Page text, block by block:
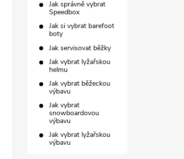
Jak správně vybrat
Speedbox
Jak si vybrat barefoot
boty
Jak servisovat běžky
Jak vybrat lyžařskou
helmu
Jak vybrat běžeckou
výbavu
Jak vybrat
snowboardovou
výbavu
Jak vybrat lyžařskou
výbavu